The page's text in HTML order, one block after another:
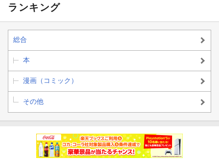
ランキング
総合
本
漫画（コミック）
その他